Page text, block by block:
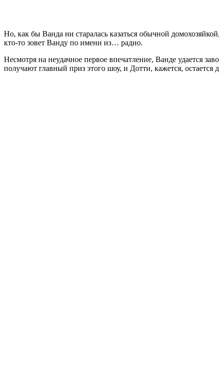
Но, как бы Ванда ни старалась казаться обычной
кто-то зовет Ванду по имени из… радио.
Несмотря на неудачное первое впечатление, Ванде удается
получают главный приз этого шоу, и Дотти, кажется, остается